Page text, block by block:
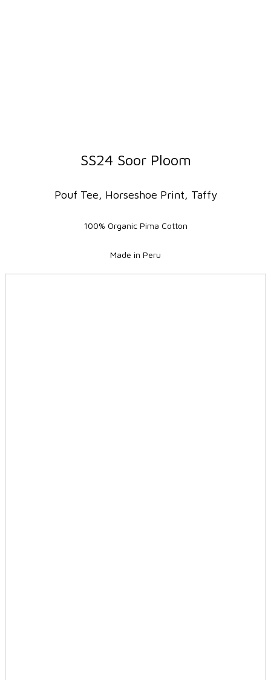
SS24 Soor Ploom
Pouf Tee, Horseshoe Print, Taffy
100% Organic Pima Cotton
Made in Peru